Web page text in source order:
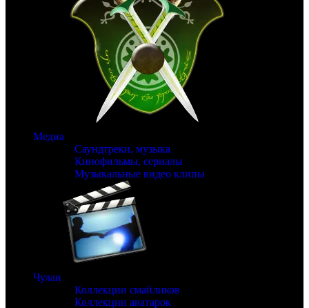
Медиа
Саундтреки, музыка
Кинофильмы, сериалы
Музыкальные видео клипы
Чулан
Коллекции смайликов
Коллекции аватарок